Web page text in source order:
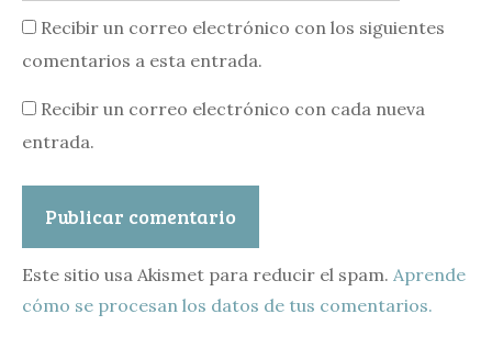
Recibir un correo electrónico con los siguientes
comentarios a esta entrada.
Recibir un correo electrónico con cada nueva
entrada.
Este sitio usa Akismet para reducir el spam. Aprende
cómo se procesan los datos de tus comentarios.